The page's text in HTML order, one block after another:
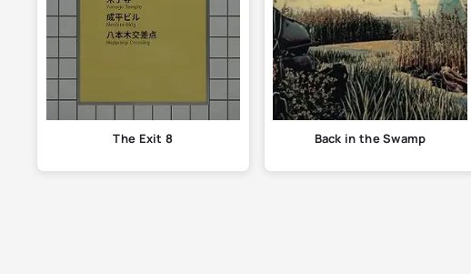
The Exit 8 Back in the Swamp